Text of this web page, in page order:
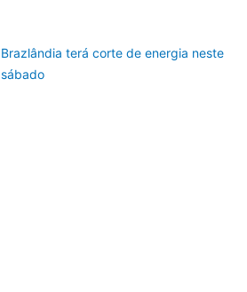
Brazlândia terá corte de energia neste
sábado